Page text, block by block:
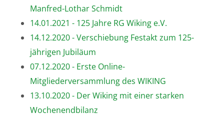
Manfred-Lothar Schmidt
14.01.2021 - 125 Jahre RG Wiking e.V.
14.12.2020 - Verschiebung Festakt zum 125-
jährigen Jubiläum
07.12.2020 - Erste Online-
Mitgliederversammlung des WIKING
13.10.2020 - Der Wiking mit einer starken
Wochenendbilanz